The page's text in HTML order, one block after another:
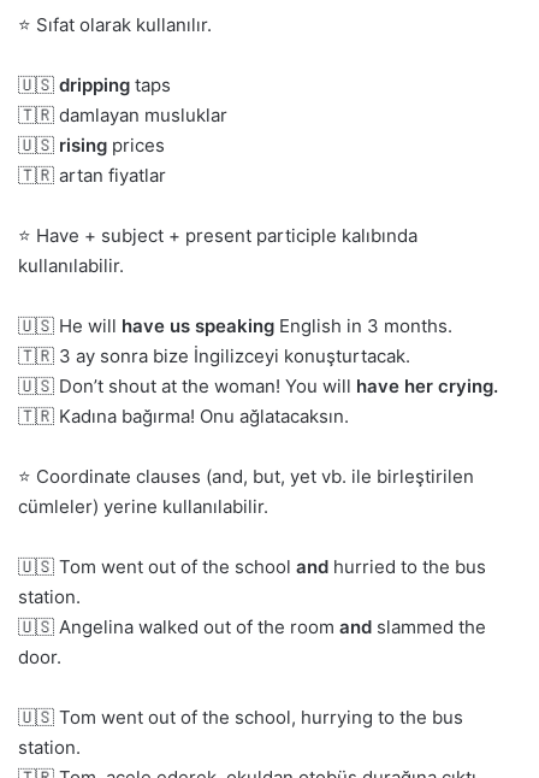
⭐ Sıfat olarak kullanılır.
🇺🇸 dripping taps
🇹🇷 damlayan musluklar
🇺🇸 rising prices
🇹🇷 artan fiyatlar
⭐ Have + subject + present participle kalıbında
kullanılabilir.
🇺🇸 He will have us speaking English in 3 months.
🇹🇷 3 ay sonra bize İngilizceyi konuşturtacak.
🇺🇸 Don’t shout at the woman! You will have her crying.
🇹🇷 Kadına bağırma! Onu ağlatacaksın.
⭐ Coordinate clauses (and, but, yet vb. ile birleştirilen
cümleler) yerine kullanılabilir.
🇺🇸 Tom went out of the school and hurried to the bus
station.
🇺🇸 Angelina walked out of the room and slammed the
door.
🇺🇸 Tom went out of the school, hurrying to the bus
station.